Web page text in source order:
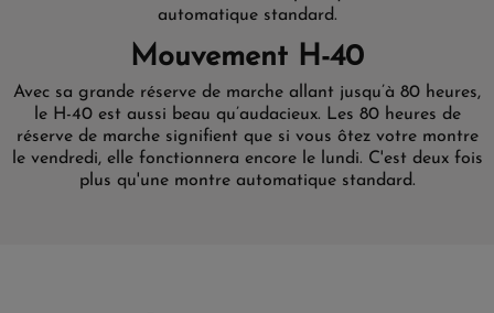
automatique standard.
Mouvement H-40
Avec sa grande réserve de marche allant jusqu’à 80 heures,
le H-40 est aussi beau qu’audacieux. Les 80 heures de
réserve de marche signifient que si vous ôtez votre montre
le vendredi, elle fonctionnera encore le lundi. C'est deux fois
plus qu'une montre automatique standard.